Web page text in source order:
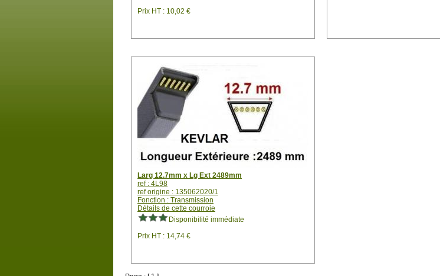
Prix HT : 10,02 €
Larg 12.7mm x Lg Ext 2489mm
ref : 4L98
ref origine : 135062020/1
Fonction : Transmission
Détails de cette courroie
Disponibilité immédiate
Prix HT : 14,74 €